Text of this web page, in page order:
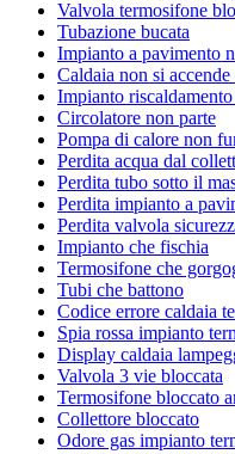
Valvola termosifone
Tubazione bucata
Impianto a pavimento
Caldaia non si
Impianto
Circolatore non parte
Pompa di calore non
Perdita acqua dal
Perdita tubo sotto il
Perdita impianto a
Perdita valvola
Impianto che fischia
Termosifone che
Tubi che battono
Codice errore caldaia
Spia rossa impianto
Display caldaia
Valvola 3 vie bloccata
Termosifone bloccato
Collettore bloccato
Odore gas impianto